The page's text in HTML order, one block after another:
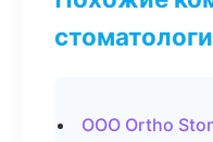
ООО Ortho